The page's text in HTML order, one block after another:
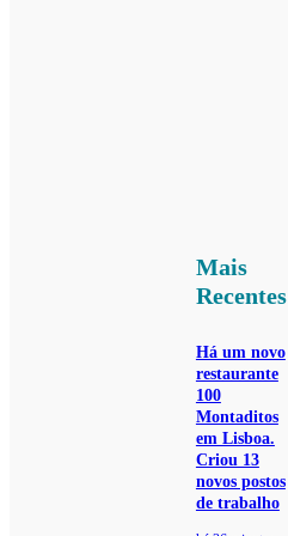
Mais
Recentes
Há um novo
restaurante
100
Montaditos
em Lisboa.
Criou 13
novos postos
de trabalho